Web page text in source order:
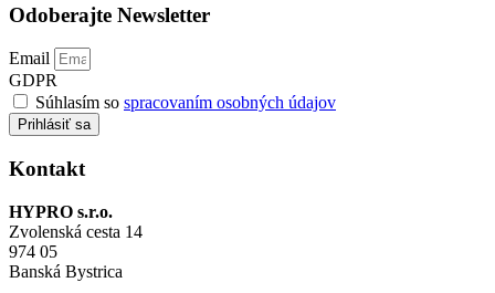
Odoberajte Newsletter
Email
GDPR
Súhlasím so spracovaním osobných údajov
Prihlásiť sa
Kontakt
HYPRO s.r.o.
Zvolenská cesta 14
974 05
Banská Bystrica